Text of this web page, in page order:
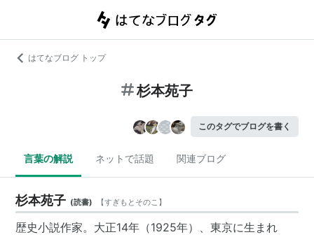
はてなブログ トップ
杉本苑子
このタグでブログを書く
言葉の解説 ネットで話題 関連ブログ
杉本苑子 (読書) 【すぎもとそのこ 】
歴史小説作家。大正14年（1925年）、東京に生まれ